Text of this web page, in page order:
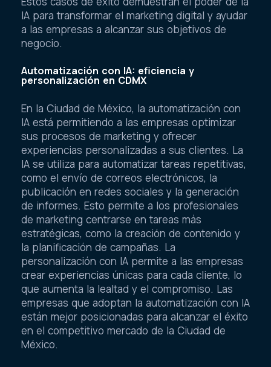
IA para transformar el marketing digital y ayudar
a las empresas a alcanzar sus objetivos de
negocio.
Automatización con IA: eficiencia y
personalización en CDMX
En la Ciudad de México, la automatización con
IA está permitiendo a las empresas optimizar
sus procesos de marketing y ofrecer
experiencias personalizadas a sus clientes. La
IA se utiliza para automatizar tareas repetitivas,
como el envío de correos electrónicos, la
publicación en redes sociales y la generación
de informes. Esto permite a los profesionales
de marketing centrarse en tareas más
estratégicas, como la creación de contenido y
la planificación de campañas. La
personalización con IA permite a las empresas
crear experiencias únicas para cada cliente, lo
que aumenta la lealtad y el compromiso. Las
empresas que adoptan la automatización con IA
están mejor posicionadas para alcanzar el éxito
en el competitivo mercado de la Ciudad de
México.